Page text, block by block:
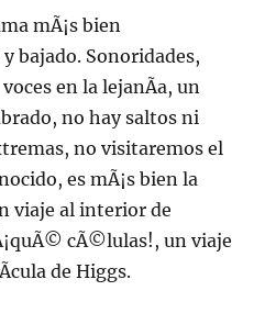
mÃ¡s bien
bajado. Sonoridades,
en la lejanÃ­a, un
no hay saltos ni
no visitaremos el
es mÃ¡s bien la
viaje al interior de
cÃ©lulas!, un viaje
de Higgs.